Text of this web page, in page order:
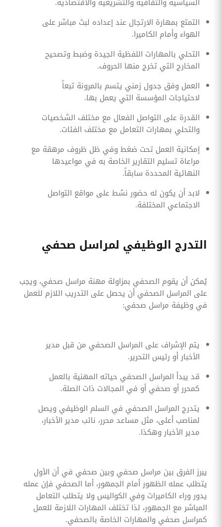
التمتع بمهارة الارتجال عند إعداده لبث مباشر على
الهواء وأمام الكاميرا.
التحلي بالمهارات اللفظية الجيدة وضبط وتصحيح
المخارج التي تخرج منها الحروف.
العمل وفق جدول زمني يتسم بالمرونة تبعاً
لاحتياجات المؤسسة التي يعمل بها.
القدرة على التواصل الفعال مع مختلف الشخصيات
والتحلي بمهارات التعامل مع مختلف الفئات.
إمكانية العمل تحت ضغط وفي ظل ظروف مرهقة مع
مراعاة تسليم التقارير الخاصة به في مواعيدها
النهائية المحددة سابقاً.
لابد أن يكون له حضور نشط على مواقع التواصل
الاجتماعي المختلفة.
التدرج الوظيفي لمراسل صحفي
يُمكن أن يقوم الصحفي بمزاولة مهنة مراسل صحفي، ويجب
على المراسل الصحفي أن يحصل على التدريب اللازم للعمل
في وظيفة مراسل صحفي:
يتم الإشراف على المراسل الصحفي من قبل مدير
الأخبار أو رئيس التحرير.
قد يبدأ المراسل الصحفي حياته المهنية بالعمل
كمحرر أو صحفي أو في المجالات ذات الصلة.
يتدرج المراسل الصحفي في السلم الوظيفي ويصل
لمناصب أعلى، مثل مساعد محرر، نائب مدير الأخبار،
مدير الأخبار وهكذا.
يبرز الفرق بين مراسل صحفي وبين صحفي في أن الأول
يتطلب عمله الظهور أمام الجمهور، أما الصحفي فإن عمله
يدور وراء الكاميرات وفي الكواليس ولا يتطلب التعامل
المباشر مع الجمهور، لذا تختلف المهارات اللازمة للعمل
كمراسل صحفي والمهارات الخاصة بالصحفي.